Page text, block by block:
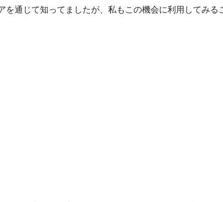
通じて知ってましたが、私もこの機会に利用してみる